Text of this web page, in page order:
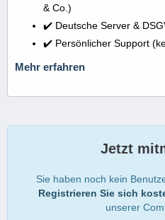
& Co.)
✔️ Deutsche Server &
✔️ Persönlicher Support
Mehr erfahren
Jetzt
Sie haben noch kein
Registrieren Sie sich
unserer